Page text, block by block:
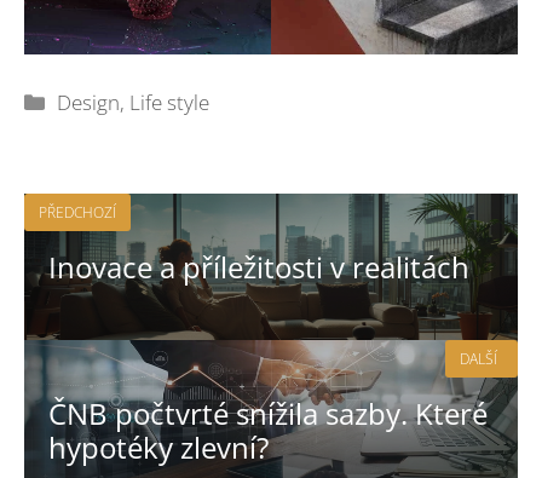
Rubriky
Design, Life style
PŘEDCHOZÍ
Inovace a příležitosti v realitách
ČNB počtvrté snížila sazby. Které
hypotéky zlevní?
DALŠÍ